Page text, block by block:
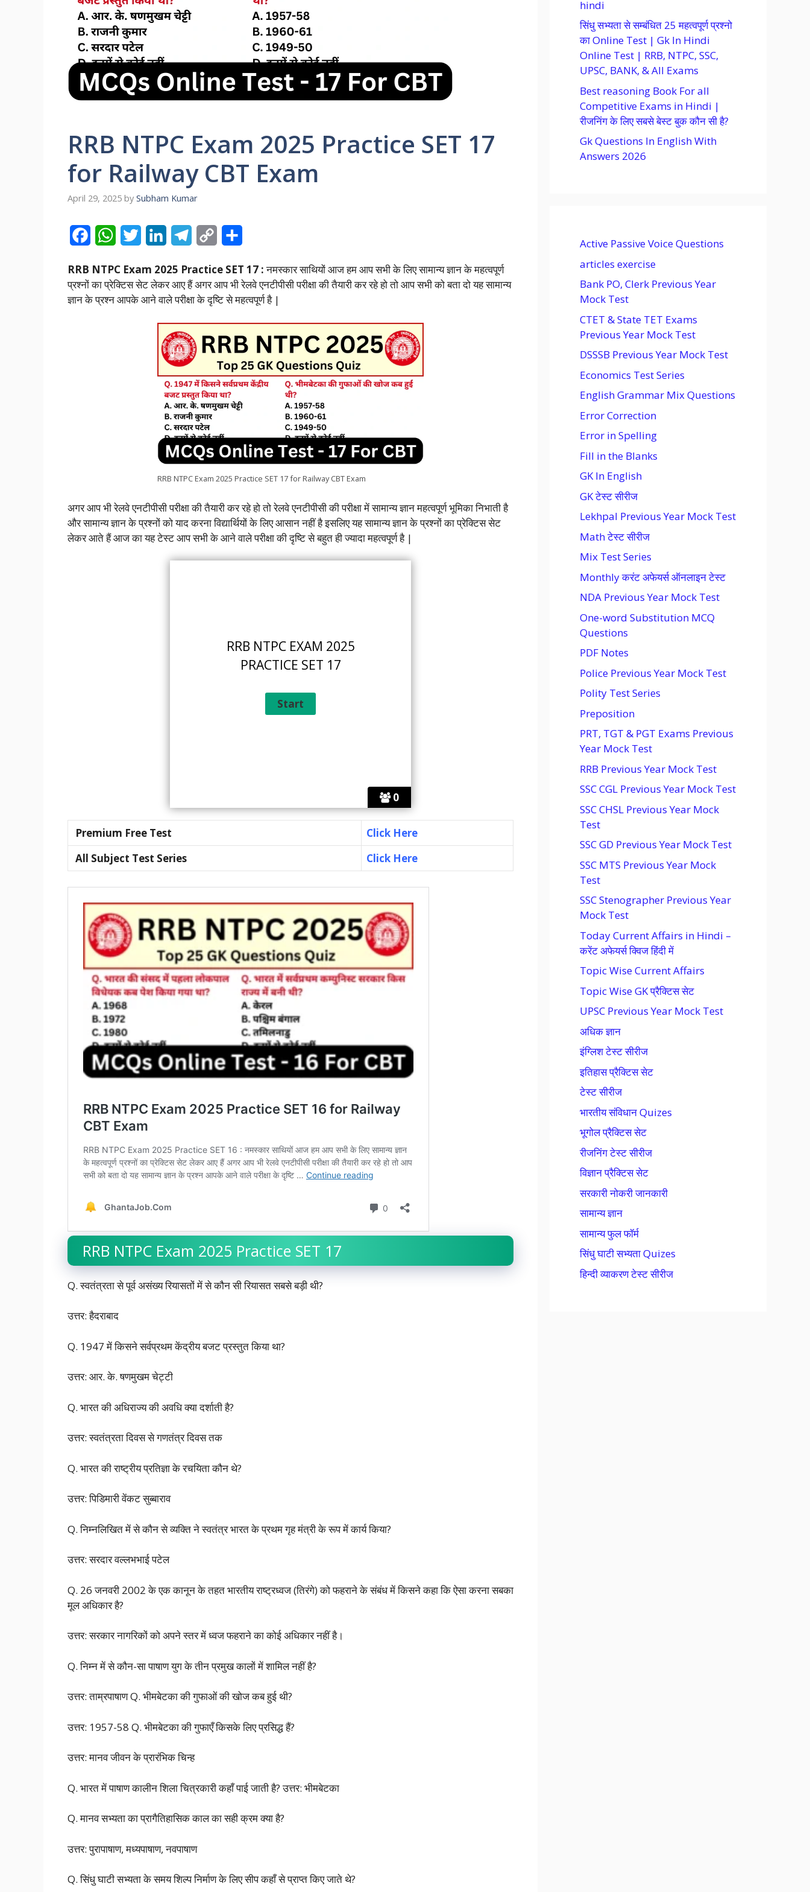
RRB NTPC Exam 2025 Practice SET 17
for Railway CBT Exam
April 29, 2025 by Subham Kumar
c
e
W
a
t
i
t
n
k
d
I
n
l
e
r
a
m
p
y
i
n
k
a
r
RRB NTPC Exam 2025 Practice SET 17 :नमस्कार साथियों आज हम आप सभी के लिए सामान्य ज्ञान के महत्वपूर्ण
प्रश्नों का प्रेक्टिस सेट लेकर आए हैं अगर आप भी रेलवे एनटीपीसी परीक्षा की तैयारी कर रहे हो तो आप सभी को बता दो यह सामान्य
ज्ञान के प्रश्न आपके आने वाले परीक्षा के दृष्टि से महत्वपूर्ण है |
RRB NTPC Exam 2025 Practice SET 17 for Railway CBT Exam
अगर आप भी रेलवे एनटीपीसी परीक्षा की तैयारी कर रहे हो तो रेलवे एनटीपीसी की परीक्षा में सामान्य ज्ञान महत्वपूर्ण भूमिका निभाती है
और सामान्य ज्ञान के प्रश्नों को याद करना विद्यार्थियों के लिए आसान नहीं है इसलिए यह सामान्य ज्ञान के प्रश्नों का प्रेक्टिस सेट
लेकर आते हैं आज का यह टेस्ट आप सभी के आने वाले परीक्षा की दृष्टि से बहुत ही ज्यादा महत्वपूर्ण है |
0
RRB NTPC EXAM 2025
PRACTICE SET 17
Premium Free Test
Click Here
All Subject Test Series
Click Here
RRB NTPC Exam 2025 Practice SET 17
Q. स्वतंत्रता से पूर्व असंख्य रियासतों में से कौन सी रियासत सबसे बड़ी थी?
उत्तर: हैदराबाद
Q. 1947 में किसने सर्वप्रथम केंद्रीय बजट प्रस्तुत किया था?
उत्तर: आर. के. षणमुखम चेट्टी
Q. भारत की अधिराज्य की अवधि क्या दर्शाती है?
उत्तर: स्वतंत्रता दिवस से गणतंत्र दिवस तक
Q. भारत की राष्ट्रीय प्रतिज्ञा के रचयिता कौन थे?
उत्तर: पिडिमारी वेंकट सुब्बाराव
Q. निम्नलिखित में से कौन से व्यक्ति ने स्वतंत्र भारत के प्रथम गृह मंत्री के रूप में कार्य किया?
उत्तर: सरदार वल्लभभाई पटेल
Q. 26 जनवरी 2002 के एक कानून के तहत भारतीय राष्ट्रध्वज (तिरंगे) को फहराने के संबंध में किसने कहा कि ऐसा करना सबका
मूल अधिकार है?
उत्तर: सरकार नागरिकों को अपने स्तर में ध्वज फहराने का कोई अधिकार नहीं है।
Q. निम्न में से कौन-सा पाषाण युग के तीन प्रमुख कालों में शामिल नहीं है?
उत्तर: ताम्रपाषाण Q. भीमबेटका की गुफाओं की खोज कब हुई थी?
उत्तर: 1957-58 Q. भीमबेटका की गुफाएँ किसके लिए प्रसिद्ध हैं?
उत्तर: मानव जीवन के प्रारंभिक चिन्ह
Q. भारत में पाषाण कालीन शिला चित्रकारी कहाँ पाई जाती है? उत्तर: भीमबेटका
Q. मानव सभ्यता का प्रागैतिहासिक काल का सही क्रम क्या है?
उत्तर: पुरापाषाण, मध्यपाषाण, नवपाषाण
Q. सिंधु घाटी सभ्यता के समय शिल्प निर्माण के लिए सीप कहाँ से प्राप्त किए जाते थे?
hindi
सिंधु सभ्यता से सम्बंधित 25 महत्वपूर्ण प्रश्नो
का Online Test | Gk In Hindi
Online Test | RRB, NTPC, SSC,
UPSC, BANK, & All Exams
Best reasoning Book For all
Competitive Exams in Hindi |
रीजनिंग के लिए सबसे बेस्ट बुक कौन सी है?
Gk Questions In English With
Answers 2026
Active Passive Voice Questions
articles exercise
Bank PO, Clerk Previous Year
Mock Test
CTET & State TET Exams
Previous Year Mock Test
DSSSB Previous Year Mock Test
Economics Test Series
English Grammar Mix Questions
Error Correction
Error in Spelling
Fill in the Blanks
GK In English
GK टेस्ट सीरीज
Lekhpal Previous Year Mock Test
Math टेस्ट सीरीज
Mix Test Series
Monthly करंट अफेयर्स ऑनलाइन टेस्ट
NDA Previous Year Mock Test
One-word Substitution MCQ
Questions
PDF Notes
Police Previous Year Mock Test
Polity Test Series
Preposition
PRT, TGT & PGT Exams Previous
Year Mock Test
RRB Previous Year Mock Test
SSC CGL Previous Year Mock Test
SSC CHSL Previous Year Mock
Test
SSC GD Previous Year Mock Test
SSC MTS Previous Year Mock
Test
SSC Stenographer Previous Year
Mock Test
Today Current Affairs in Hindi –
करेंट अफेयर्स क्विज हिंदी में
Topic Wise Current Affairs
Topic Wise GK प्रैक्टिस सेट
UPSC Previous Year Mock Test
अधिक ज्ञान
इंग्लिश टेस्ट सीरीज
इतिहास प्रैक्टिस सेट
टेस्ट सीरीज
भारतीय संविधान Quizes
भूगोल प्रैक्टिस सेट
रीजनिंग टेस्ट सीरीज
विज्ञान प्रैक्टिस सेट
सरकारी नोकरी जानकारी
सामान्य ज्ञान
सामान्य फुल फॉर्म
सिंधु घाटी सभ्यता Quizes
हिन्दी व्याकरण टेस्ट सीरीज